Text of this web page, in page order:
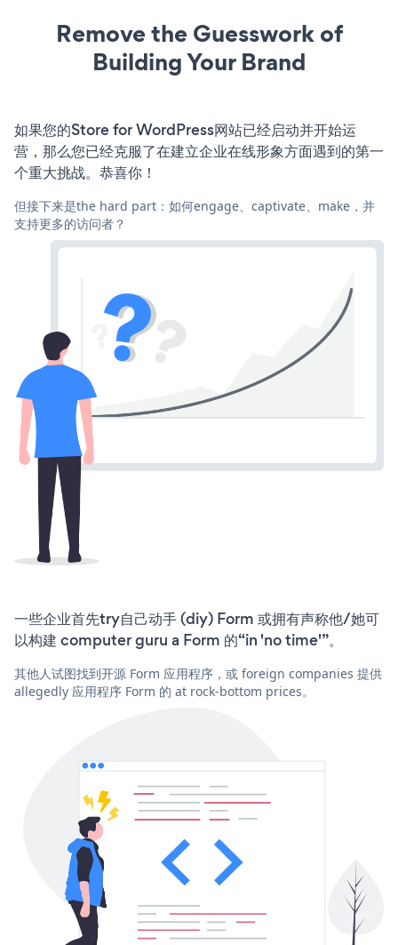
Remove the Guesswork of
Building Your Brand
如果您的Store for WordPress网站已经启动并开始运
营，那么您已经克服了在建立企业在线形象方面遇到的第一
个重大挑战。恭喜你！
但接下来是the hard part：如何engage、captivate、make，并
支持更多的访问者？
一些企业首先try自己动手 (diy) Form 或拥有声称他/她可
以构建 computer guru a Form 的“in 'no time'”。
其他人试图找到开源 Form 应用程序，或 foreign companies 提供
allegedly 应用程序 Form 的 at rock-bottom prices。